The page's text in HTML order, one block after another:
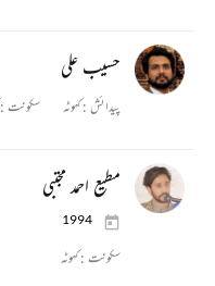
حسیب علی
پیدائش :کہوٹہ سکونت :
مطیع احمد مجتبی
1994
سکونت :کہوٹہ